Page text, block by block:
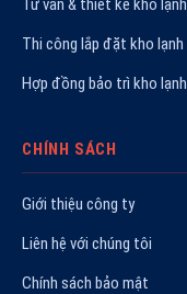
Tư vấn & thiết kế kho lạnh
Thi công lắp đặt kho lạnh
Hợp đồng bảo trì kho lạnh
CHÍNH SÁCH
Giới thiệu công ty
Liên hệ với chúng tôi
Chính sách bảo mật